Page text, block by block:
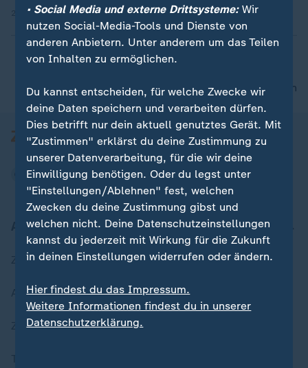
26.06.2024 | 1:16 min
nach oben
Aktuell bei ZDFheute
Zuletzt veröffentlicht
Aktuelle Sendungs-Videos
ZDFheute Stories
• Social Media und externe Drittsysteme:Wir
nutzen Social-Media-Tools und Dienste von
anderen Anbietern. Unter anderem um das Teilen
von Inhalten zu ermöglichen.
Du kannst entscheiden, für welche Zwecke wir
deine Daten speichern und verarbeiten dürfen.
Dies betrifft nur dein aktuell genutztes Gerät. Mit
"Zustimmen" erklärst du deine Zustimmung zu
unserer Datenverarbeitung, für die wir deine
Einwilligung benötigen. Oder du legst unter
"Einstellungen/Ablehnen" fest, welchen
Zwecken du deine Zustimmung gibst und
welchen nicht. Deine Datenschutzeinstellungen
kannst du jederzeit mit Wirkung für die Zukunft
in deinen Einstellungen widerrufen oder ändern.
Hier findest du das Impressum.
Weitere Informationen findest du in unserer
Datenschutzerklärung.